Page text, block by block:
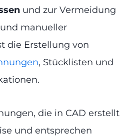
und zur Vermeidung
manueller
die Erstellung von
, Stücklisten und
die in CAD erstellt
und entsprechen